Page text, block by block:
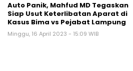
Auto Panik, Mahfud MD Tegaskan
Siap Usut Keterlibatan Aparat di
Kasus Bima vs Pejabat Lampung
Minggu, 16 April 2023 - 15:09 WIB